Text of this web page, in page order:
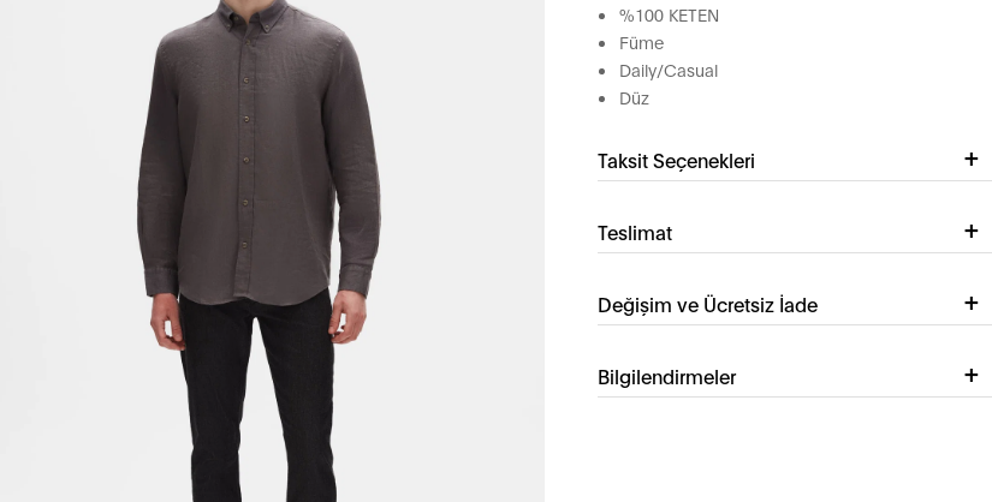
%100 KETEN
Füme
Daily/Casual
Düz
Taksit Seçenekleri
Teslimat
Değişim ve Ücretsiz İade
Bilgilendirmeler